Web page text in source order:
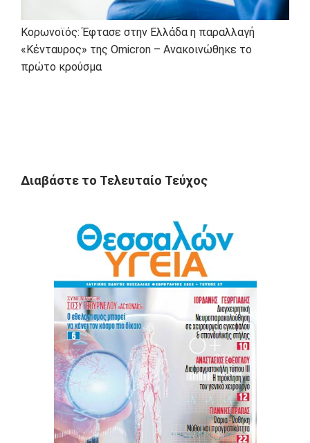
Κορωνοϊός: Έφτασε στην Ελλάδα η παραλλαγή
«Κένταυρος» της Omicron – Ανακοινώθηκε το
πρώτο κρούσμα
Διαβάστε το Τελευταίο Τεύχος